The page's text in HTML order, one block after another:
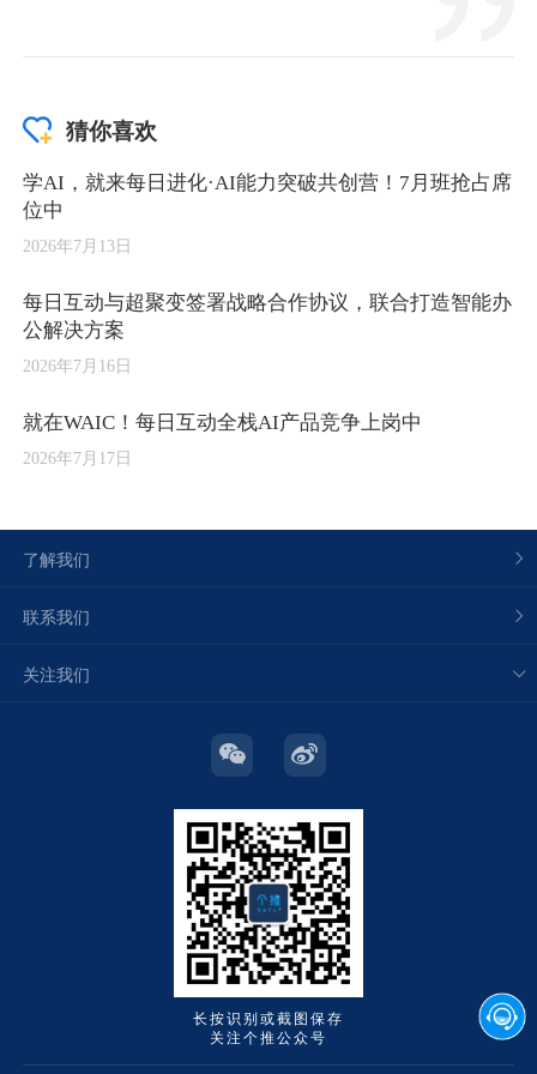
猜你喜欢
学AI，就来每日进化·AI能力突破共创营！7月班抢占席
位中
2026年7月13日
每日互动与超聚变签署战略合作协议，联合打造智能办
公解决方案
2026年7月16日
就在WAIC！每日互动全栈AI产品竞争上岗中
2026年7月17日
了解我们
联系我们
关注我们
长按识别或截图保存
关注个推公众号